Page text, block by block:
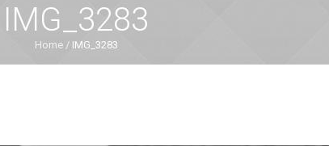
IMG_3283
Home / IMG_3283